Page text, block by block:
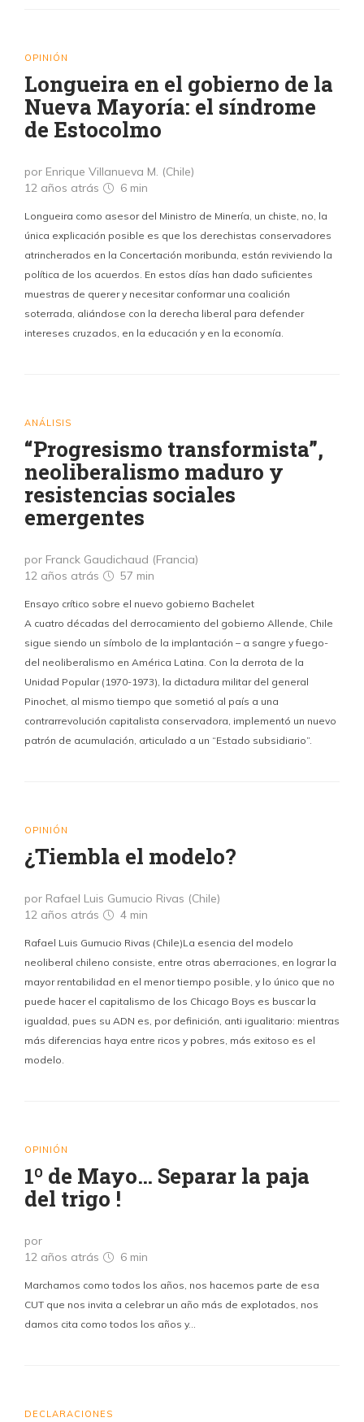
OPINIÓN
Longueira en el gobierno de la
Nueva Mayoría: el síndrome
de Estocolmo
por Enrique Villanueva M. (Chile)
12 años atrás
6 min
Longueira como asesor del Ministro de Minería, un chiste, no, la
única explicación posible es que los derechistas conservadores
atrincherados en la Concertación moribunda, están reviviendo la
política de los acuerdos. En estos días han dado suficientes
muestras de querer y necesitar conformar una coalición
soterrada, aliándose con la derecha liberal para defender
intereses cruzados, en la educación y en la economía.
ANÁLISIS
“Progresismo transformista”,
neoliberalismo maduro y
resistencias sociales
emergentes
por Franck Gaudichaud (Francia)
12 años atrás
57 min
Ensayo crítico sobre el nuevo gobierno Bachelet
A cuatro décadas del derrocamiento del gobierno Allende, Chile
sigue siendo un símbolo de la implantación – a sangre y fuego-
del neoliberalismo en América Latina. Con la derrota de la
Unidad Popular (1970-1973), la dictadura militar del general
Pinochet, al mismo tiempo que sometió al país a una
contrarrevolución capitalista conservadora, implementó un nuevo
patrón de acumulación, articulado a un “Estado subsidiario”.
OPINIÓN
¿Tiembla el modelo?
por Rafael Luis Gumucio Rivas (Chile)
12 años atrás
4 min
Rafael Luis Gumucio Rivas (Chile)La esencia del modelo
neoliberal chileno consiste, entre otras aberraciones, en lograr la
mayor rentabilidad en el menor tiempo posible, y lo único que no
puede hacer el capitalismo de los Chicago Boys es buscar la
igualdad, pues su ADN es, por definición, anti igualitario: mientras
más diferencias haya entre ricos y pobres, más exitoso es el
modelo.
OPINIÓN
1º de Mayo… Separar la paja
del trigo !
por
12 años atrás
6 min
Marchamos como todos los años, nos hacemos parte de esa
CUT que nos invita a celebrar un año más de explotados, nos
damos cita como todos los años y…
DECLARACIONES